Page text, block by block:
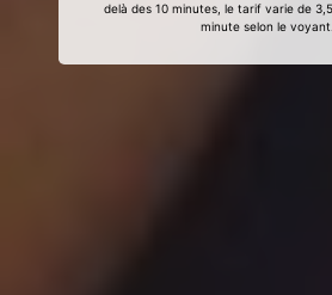
delà des 10 minutes, le tarif varie de
minute selon le voyant.